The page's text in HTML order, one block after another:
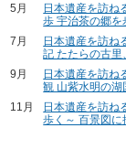
5月
日本遺産を訪ね
歩 宇治茶の郷を
7月
日本遺産を訪ね
記 たたらの古里
9月
日本遺産を訪ね
観 山紫水明の湖
11月
日本遺産を訪ね
歩く～ 百景図